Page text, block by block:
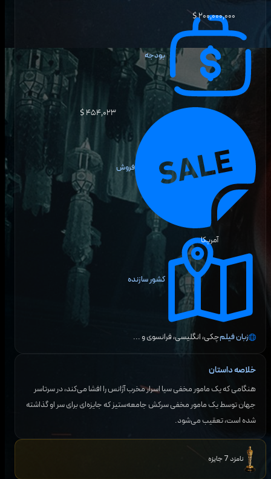
بودجه
۲۰۰٬۰۰۰٬۰۰۰ $
فروش
۴۵۴٬۰۲۳ $
کشور سازنده
آمریکا
زبان فیلمچکی، انگلیسی، فرانسویو ...
خلاصه داستان
هنگامی که یک مامور مخفی سیا اسرار مخرب آژانس را افشا می‌کند، در سرتاسر
جهان توسط یک مامور مخفی سرکش جامعه‌ستیز که جایزه‌ای برای سر او گذاشته
شده است، تعقیب می‌شود.
نامزد 7 جایزه